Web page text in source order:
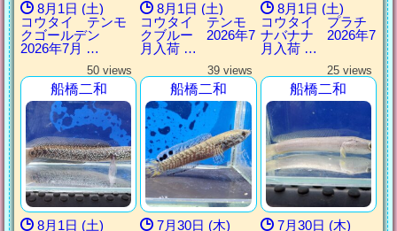
8月1日 (土)
コウタイ テンモ
クゴールデン
2026年7月 …
8月1日 (土)
コウタイ テンモ
クブルー 2026年7
月入荷 …
8月1日 (土)
コウタイ プラチ
ナバナナ 2026年7
月入荷 …
50 views
船橋二和
8月1日 (土)
39 views
船橋二和
7月30日 (木)
25 views
船橋二和
7月30日 (木)